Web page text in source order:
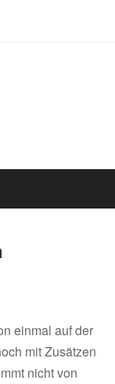
einmal auf der
mit Zusätzen
nicht von